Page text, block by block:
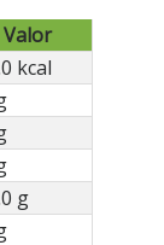
Valor
kcal
g